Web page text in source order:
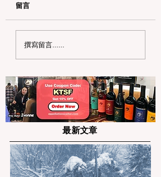
2026 加州新规指南：
留言
撰寫留言......
最新文章